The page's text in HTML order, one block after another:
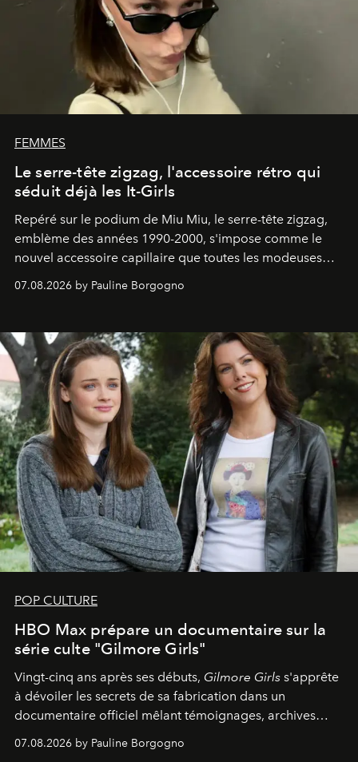
FEMMES
Le serre-tête zigzag, l'accessoire rétro qui
séduit déjà les It-Girls
Repéré sur le podium de Miu Miu, le serre-tête zigzag,
emblème des années 1990-2000, s'impose comme le
nouvel accessoire capillaire que toutes les modeuses
s'arrachent déjà.
07.08.2026 by Pauline Borgogno
POP CULTURE
HBO Max prépare un documentaire sur la
série culte "Gilmore Girls"
Vingt-cinq ans après ses débuts, Gilmore Girls s'apprête
à dévoiler les secrets de sa fabrication dans un
documentaire officiel mêlant témoignages, archives
inédites et plongée dans les coulisses d'un phénomène
générationnel.
07.08.2026 by Pauline Borgogno